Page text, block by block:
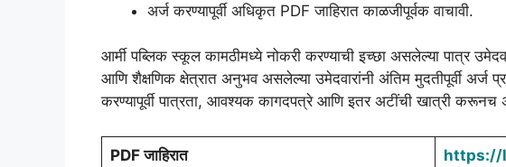
अर्ज करण्यापूर्वी अधिकृत PDF जाहिरात काळजीपूर्वक वाचावी.
आर्मी पब्लिक स्कूल कामठीमध्ये नोकरी करण्याची इच्छा असलेल्या पात्र
आणि शैक्षणिक क्षेत्रात अनुभव असलेल्या उमेदवारांनी अंतिम मुदतीपूर्वी अर्ज
करण्यापूर्वी पात्रता, आवश्यक कागदपत्रे आणि इतर अटींची खात्री करूनच
PDF जाहिरात https://